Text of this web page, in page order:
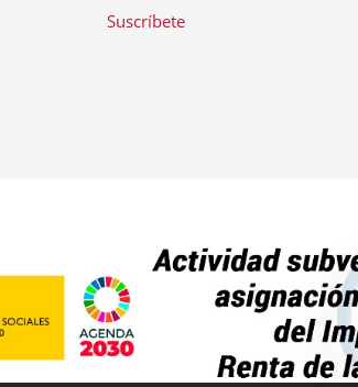
Suscríbete